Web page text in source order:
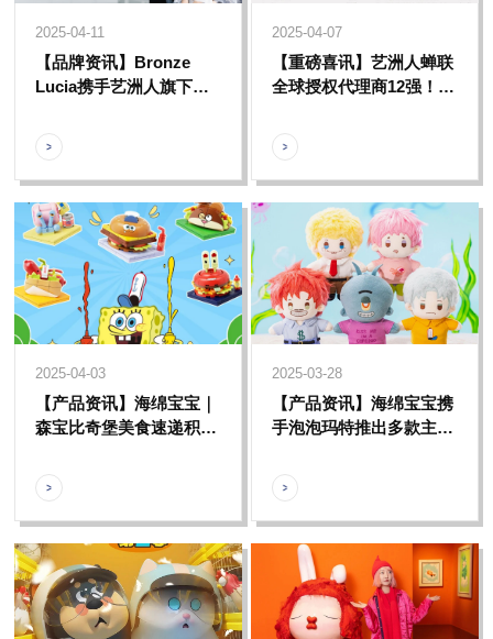
2025-04-11
【品牌资讯】Bronze
Lucia携手艺洲人旗下奈
服装系列，共同亮相中国
国际时装周。
2025-04-07
【重磅喜讯】艺洲人蝉联
全球授权代理商12强！中
核实力！
2025-04-03
【产品资讯】海绵宝宝｜
森宝比奇堡美食速递积木
好了吗？
2025-03-28
【产品资讯】海绵宝宝携
手泡泡玛特推出多款主题
时光再度开启